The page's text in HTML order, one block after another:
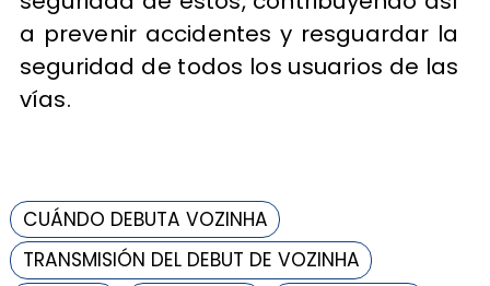
a prevenir accidentes y resguardar la
seguridad de todos los usuarios de las
vías.
CUÁNDO DEBUTA VOZINHA
TRANSMISIÓN DEL DEBUT DE VOZINHA